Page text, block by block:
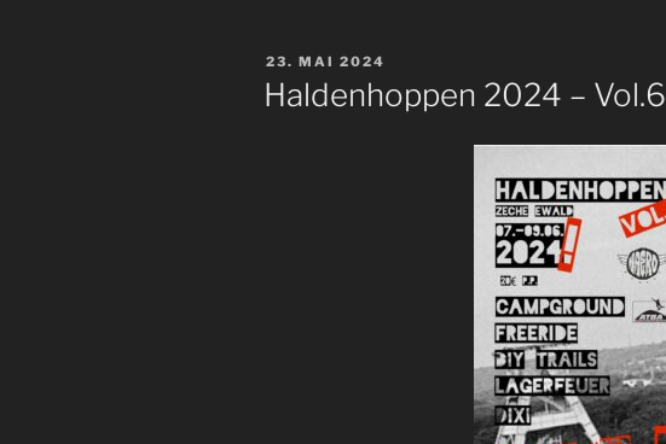
VERÖFFENTLICHT
AM
23. MAI 2024
Haldenhoppen 2024 – Vol.6